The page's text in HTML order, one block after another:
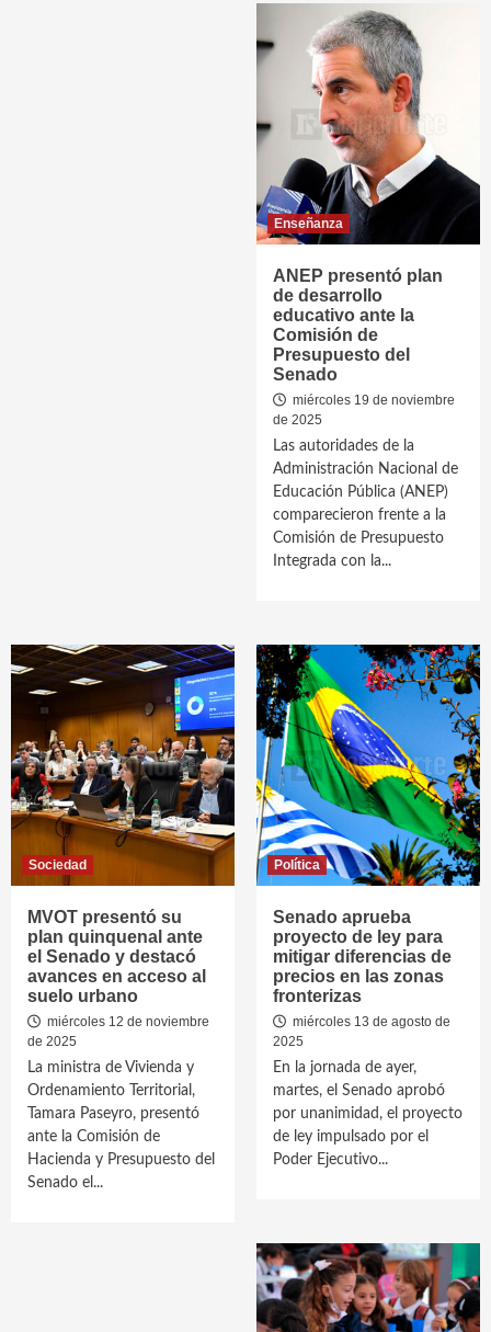
Enseñanza
ANEP presentó plan
de desarrollo
educativo ante la
Comisión de
Presupuesto del
Senado
miércoles 19 de noviembre
de 2025
Las autoridades de la
Administración Nacional de
Educación Pública (ANEP)
comparecieron frente a la
Comisión de Presupuesto
Integrada con la...
Sociedad
MVOT presentó su
plan quinquenal ante
el Senado y destacó
avances en acceso al
suelo urbano
miércoles 12 de noviembre
de 2025
La ministra de Vivienda y
Ordenamiento Territorial,
Tamara Paseyro, presentó
ante la Comisión de
Hacienda y Presupuesto del
Senado el...
Política
Senado aprueba
proyecto de ley para
mitigar diferencias de
precios en las zonas
fronterizas
miércoles 13 de agosto de
2025
En la jornada de ayer,
martes, el Senado aprobó
por unanimidad, el proyecto
de ley impulsado por el
Poder Ejecutivo...